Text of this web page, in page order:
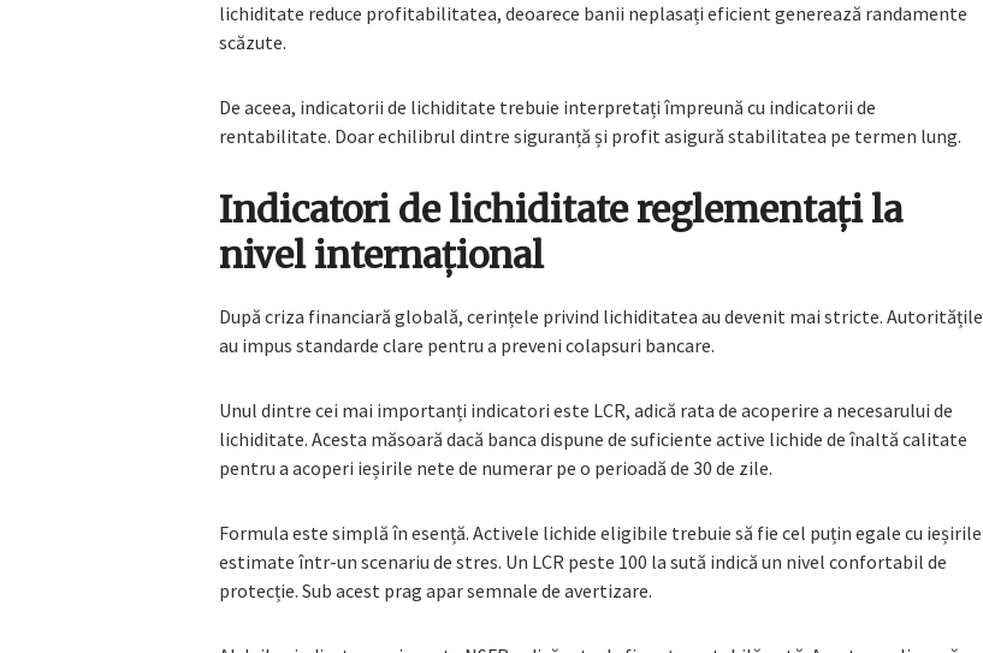
lichiditate reduce profitabilitatea, deoarece banii neplasați eficient generează randamente
scăzute.
De aceea, indicatorii de lichiditate trebuie interpretați împreună cu indicatorii de
rentabilitate. Doar echilibrul dintre siguranță și profit asigură stabilitatea pe termen lung.
Indicatori de lichiditate reglementați la
nivel internațional
După criza financiară globală, cerințele privind lichiditatea au devenit mai stricte. Autoritățile
au impus standarde clare pentru a preveni colapsuri bancare.
Unul dintre cei mai importanți indicatori este LCR, adică rata de acoperire a necesarului de
lichiditate. Acesta măsoară dacă banca dispune de suficiente active lichide de înaltă calitate
pentru a acoperi ieșirile nete de numerar pe o perioadă de 30 de zile.
Formula este simplă în esență. Activele lichide eligibile trebuie să fie cel puțin egale cu ieșirile
estimate într-un scenariu de stres. Un LCR peste 100 la sută indică un nivel confortabil de
protecție. Sub acest prag apar semnale de avertizare.